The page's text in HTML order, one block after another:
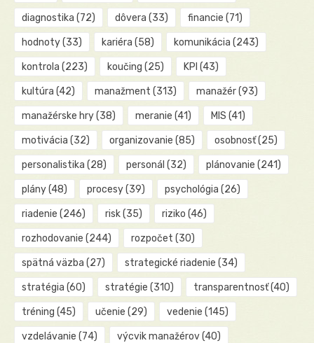
diagnostika (72) dôvera (33) financie (71)
hodnoty(33) kariéra (58) komunikácia (243)
kontrola (223) koučing (25) KPI (43)
kultúra (42) manažment (313) manažér(93)
manažérske hry(38) meranie (41) MIS (41)
motivácia (32) organizovanie (85) osobnosť(25)
personalistika (28) personál (32) plánovanie (241)
plány(48) procesy(39) psychológia (26)
riadenie (246) risk(35) riziko (46)
rozhodovanie (244) rozpočet (30)
spätná väzba (27) strategické riadenie (34)
stratégia (60) stratégie (310) transparentnosť(40)
tréning (45) učenie (29) vedenie (145)
vzdelávanie (74) výcvik manažérov(40)